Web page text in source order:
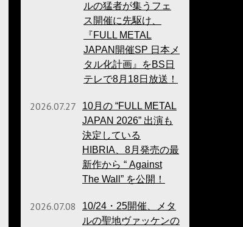
ルの猛者が集うフェ
ス開催に先駆け、
『FULL METAL
JAPAN開催SP 日本メ
タル化計画』をBS日
テレで8月18日放送！
2026.07.27
10月の “FULL METAL
JAPAN 2026” 出演も
決定している
HIBRIA、8月発売の最
新作から “ Against
The Wall” を公開！
2026.07.08
10/24・25開催、メタ
ルの聖地ヴァッケンの